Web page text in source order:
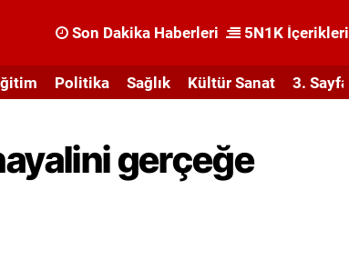
Son Dakika Haberleri 5N1K İçerikleri
Politika Sağlık Kültür Sanat 3. Sayfa
gerçeğe